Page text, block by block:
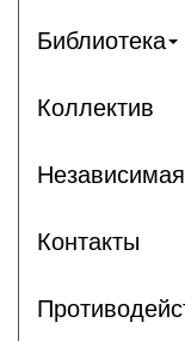
Библиотека
Коллектив
Контакты